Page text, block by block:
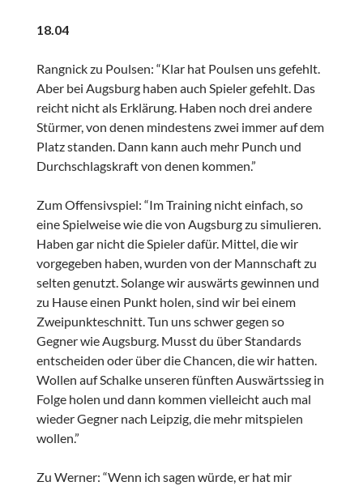
18.04
Rangnick zu Poulsen: “Klar hat Poulsen uns gefehlt.
Aber bei Augsburg haben auch Spieler gefehlt. Das
reicht nicht als Erklärung. Haben noch drei andere
Stürmer, von denen mindestens zwei immer auf dem
Platz standen. Dann kann auch mehr Punch und
Durchschlagskraft von denen kommen.”
Zum Offensivspiel: “Im Training nicht einfach, so
eine Spielweise wie die von Augsburg zu simulieren.
Haben gar nicht die Spieler dafür. Mittel, die wir
vorgegeben haben, wurden von der Mannschaft zu
selten genutzt. Solange wir auswärts gewinnen und
zu Hause einen Punkt holen, sind wir bei einem
Zweipunkteschnitt. Tun uns schwer gegen so
Gegner wie Augsburg. Musst du über Standards
entscheiden oder über die Chancen, die wir hatten.
Wollen auf Schalke unseren fünften Auswärtssieg in
Folge holen und dann kommen vielleicht auch mal
wieder Gegner nach Leipzig, die mehr mitspielen
wollen.”
Zu Werner: “Wenn ich sagen würde, er hat mir